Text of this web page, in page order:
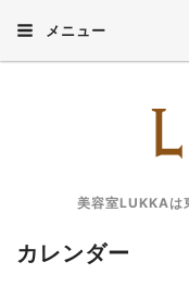
メニュー
美容室LUKKAは
カレンダー